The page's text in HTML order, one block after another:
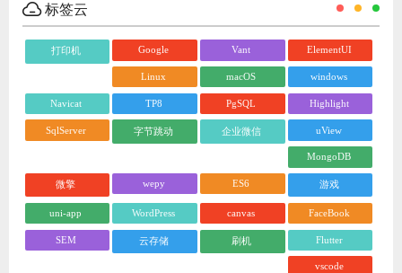
标签云
打印机 Google Vant ElementUI
Linux macOS windows
Navicat TP8 PgSQL Highlight
SqlServer 字节跳动 企业微信 uView
MongoDB
微擎 wepy ES6 游戏
uni-app WordPress canvas FaceBook
SEM 云存储 刷机 Flutter
vscode